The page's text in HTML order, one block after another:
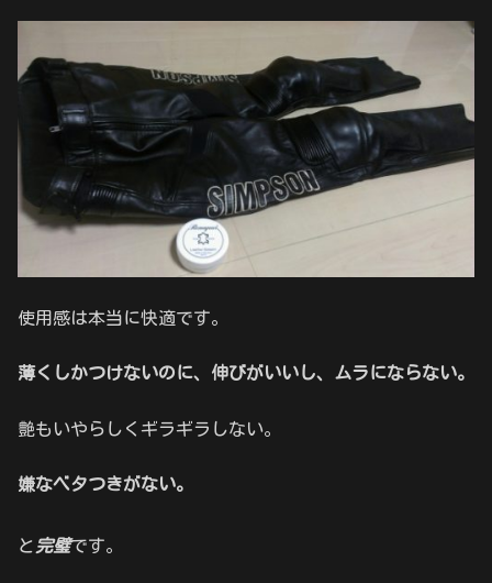
使用感は本当に快適です。
薄くしかつけないのに、伸びがいいし、ムラにならない。
艶もいやらしくギラギラしない。
嫌なベタつきがない。
と 完璧です。